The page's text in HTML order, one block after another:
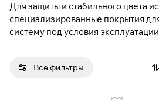
Для защиты и стабильного цвета
специализированные покрытия
систему под условия
Все фильтры